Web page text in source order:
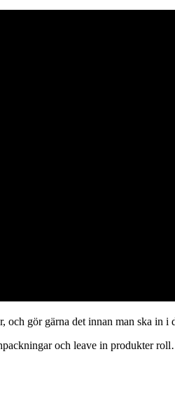
gör gärna det innan man ska in i
och leave in produkter